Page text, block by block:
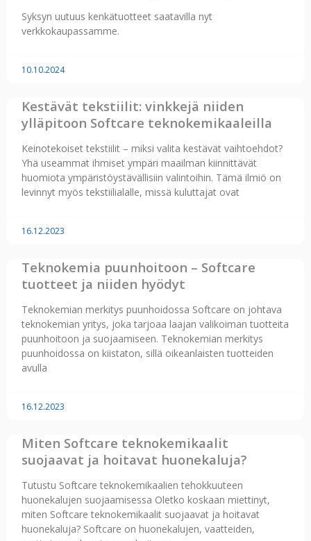
Syksyn uutuus kenkätuotteet saatavilla nyt
verkkokaupassamme.
10.10.2024
Kestävät tekstiilit: vinkkejä niiden
ylläpitoon Softcare teknokemikaaleilla
Keinotekoiset tekstiilit – miksi valita kestävät vaihtoehdot?
Yhä useammat ihmiset ympäri maailman kiinnittävät
huomiota ympäristöystävällisiin valintoihin. Tämä ilmiö on
levinnyt myös tekstiilialalle, missä kuluttajat ovat
16.12.2023
Teknokemia puunhoitoon – Softcare
tuotteet ja niiden hyödyt
Teknokemian merkitys puunhoidossa Softcare on johtava
teknokemian yritys, joka tarjoaa laajan valikoiman tuotteita
puunhoitoon ja suojaamiseen. Teknokemian merkitys
puunhoidossa on kiistaton, sillä oikeanlaisten tuotteiden
avulla
16.12.2023
Miten Softcare teknokemikaalit
suojaavat ja hoitavat huonekaluja?
Tutustu Softcare teknokemikaalien tehokkuuteen
huonekalujen suojaamisessa Oletko koskaan miettinyt,
miten Softcare teknokemikaalit suojaavat ja hoitavat
huonekaluja? Softcare on huonekalujen, vaatteiden,